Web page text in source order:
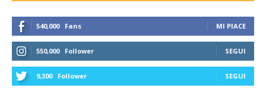
540,000 Fans MI PIACE
550,000 Follower SEGUI
9,300 Follower SEGUI